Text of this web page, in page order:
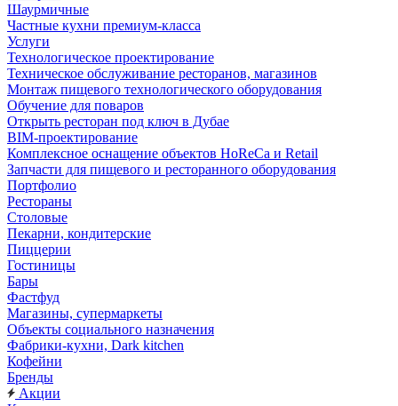
Шаурмичные
Частные кухни премиум-класса
Услуги
Технологическое проектирование
Техническое обслуживание ресторанов, магазинов
Монтаж пищевого технологического оборудования
Обучение для поваров
Открыть ресторан под ключ в Дубае
BIM-проектирование
Комплексное оснащение объектов HoReCa и Retail
Запчасти для пищевого и ресторанного оборудования
Портфолио
Рестораны
Столовые
Пекарни, кондитерские
Пиццерии
Гостиницы
Бары
Фастфуд
Магазины, супермаркеты
Объекты социального назначения
Фабрики-кухни, Dark kitchen
Кофейни
Бренды
Акции